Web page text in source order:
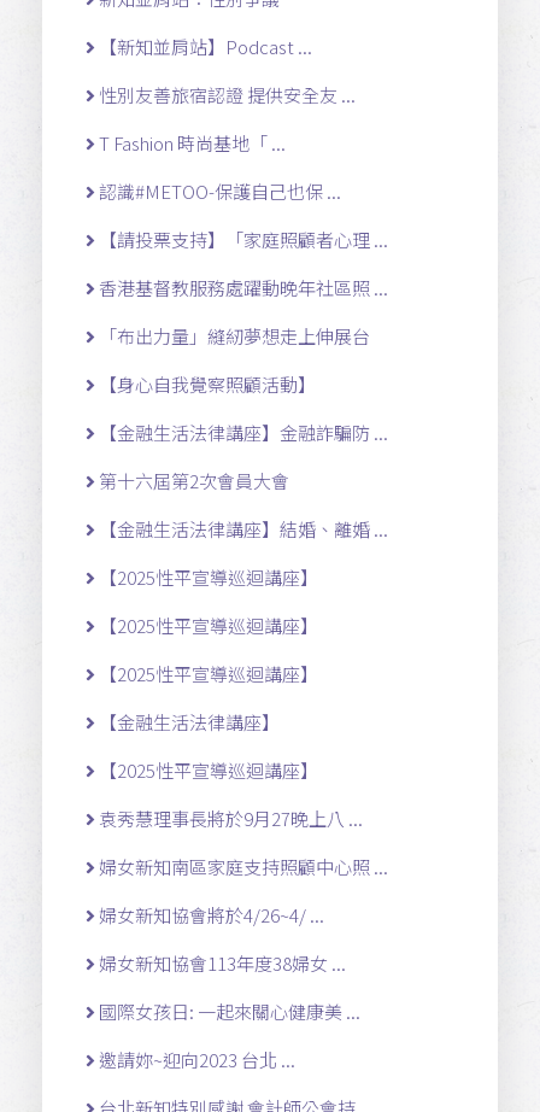
【新知並肩站】Podcast ...
性別友善旅宿認證 提供安全友 ...
T Fashion 時尚基地「 ...
認識#METOO-保護自己也保 ...
【請投票支持】「家庭照顧者心理 ...
香港基督教服務處躍動晚年社區照 ...
「布出力量」縫紉夢想走上伸展台
【身心自我覺察照顧活動】
【金融生活法律講座】金融詐騙防 ...
第十六屆第2次會員大會
【金融生活法律講座】結婚、離婚 ...
【2025性平宣導巡迴講座】
【2025性平宣導巡迴講座】
【2025性平宣導巡迴講座】
【金融生活法律講座】
【2025性平宣導巡迴講座】
袁秀慧理事長將於9月27晚上八 ...
婦女新知南區家庭支持照顧中心照 ...
婦女新知協會將於4/26~4/ ...
婦女新知協會113年度38婦女 ...
國際女孩日: 一起來關心健康美 ...
邀請妳~迎向2023 台北 ...